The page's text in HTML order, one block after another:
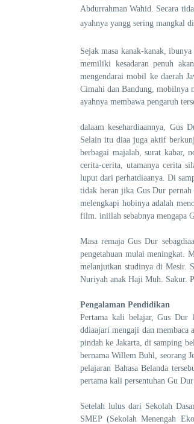
Abdurrahman Wahid. Secara
ayahnya yangg sering mangkal
Sejak masa kanak-kanak,
memiliki kesadaran penuh
mengendarai mobil ke daerah
Cimahi dan Bandung, mobilnya
ayahnya membawa pengaruh
dalaam kesehardiaannya, Gus
Selain itu diaa juga aktif
berbagai majalah, surat kabar,
cerita-cerita, utamanya cerita
luput dari perhatdiaanya. Di
tidak heran jika Gus Dur
melengkapi hobinya adalah
film. iniilah sebabnya mengapa
Masa remaja Gus Dur
pengetahuan mulai meningkat.
melanjutkan studinya di Mesir.
Nuriyah anak Haji Muh. Sakur.
Pengalaman Pendidikan
Pertama kali belajar, Gus Dur
ddiaajari mengaji dan membaca
pindah ke Jakarta, di samping
bernama Willem Buhl, seorang
pelajaran Bahasa Belanda
pertama kali persentuhan Gu
Setelah lulus dari Sekolah
SMEP (Sekolah Menengah